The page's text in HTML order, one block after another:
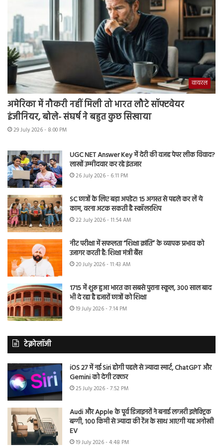
वायरल
अमेरिका में नौकरी नहीं मिली तो भारत लौटे सॉफ्टवेयर
इंजीनियर, बोले- संघर्ष ने बहुत कुछ सिखाया
29 July 2026 - 8:00 PM
UGC NET Answer Key में देरी की वजह पेपर लीक विवाद?
लाखों उम्मीदवार कर रहे इंतजार
26 July 2026 - 6:11 PM
SC छात्रों के लिए बड़ा अपडेट! 15 अगस्त से पहले कर लें ये
काम, वरना अटक सकती है स्कॉलरशिप
22 July 2026 - 11:54 AM
नीट परीक्षा में सफलता “शिक्षा क्रांति” के व्यापक प्रभाव को
उजागर करती है: शिक्षा मंत्री बैंस
20 July 2026 - 11:43 AM
1715 में शुरू हुआ भारत का सबसे पुराना स्कूल, 300 साल बाद
भी दे रहा है हजारों छात्रों को शिक्षा
19 July 2026 - 7:14 PM
टेक्नोलॉजी
iOS 27 में नई Siri होगी पहले से ज्यादा स्मार्ट, ChatGPT और
Gemini को देगी टक्कर
25 July 2026 - 7:52 PM
Audi और Apple के पूर्व डिजाइनरों ने बनाई लग्जरी इलेक्ट्रिक
बग्गी, 100 किमी से ज्यादा की रेंज के साथ आएगी यह अनोखी
EV
19 July 2026 - 4:48 PM